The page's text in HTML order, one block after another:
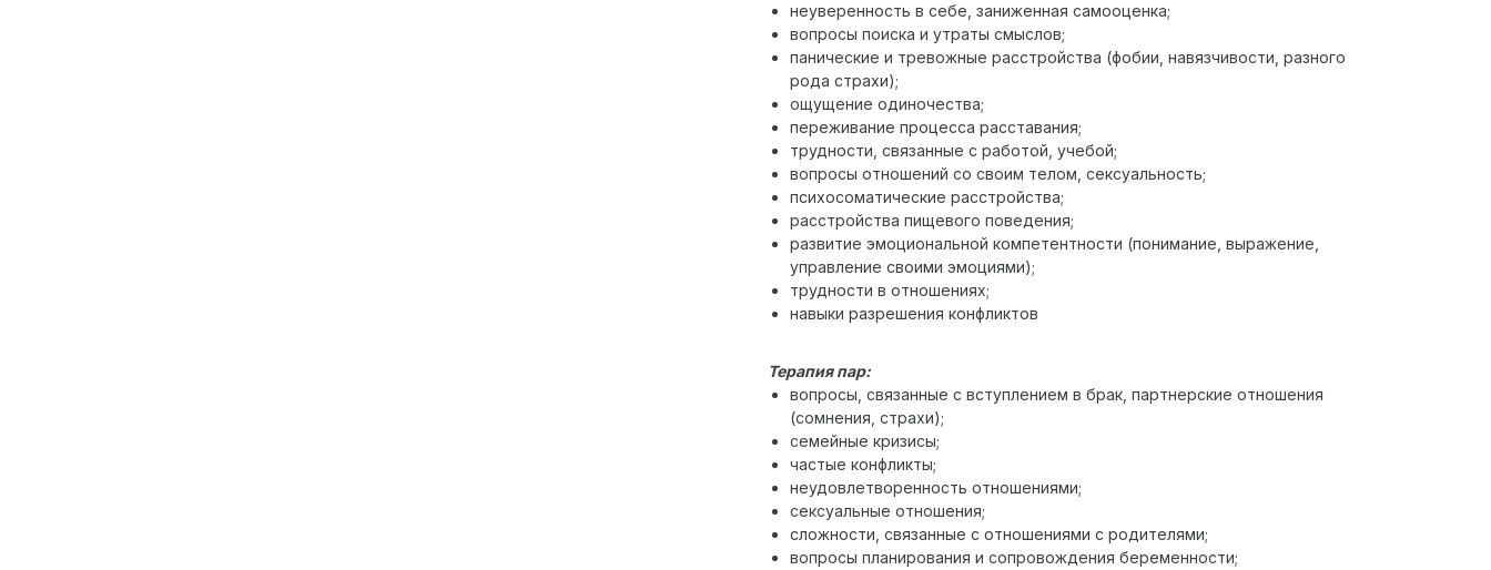
неуверенность в себе, заниженная самооценка;
вопросы поиска и утраты смыслов;
панические и тревожные расстройства (фобии, навязчивости, разного
рода страхи);
ощущение одиночества;
переживание процесса расставания;
трудности, связанные с работой, учебой;
вопросы отношений со своим телом, сексуальность;
психосоматические расстройства;
расстройства пищевого поведения;
развитие эмоциональной компетентности (понимание, выражение,
управление своими эмоциями);
трудности в отношениях;
навыки разрешения конфликтов
Терапия пар:
вопросы, связанные с вступлением в брак, партнерские отношения
(сомнения, страхи);
семейные кризисы;
частые конфликты;
неудовлетворенность отношениями;
сексуальные отношения;
сложности, связанные с отношениями с родителями;
вопросы планирования и сопровождения беременности;